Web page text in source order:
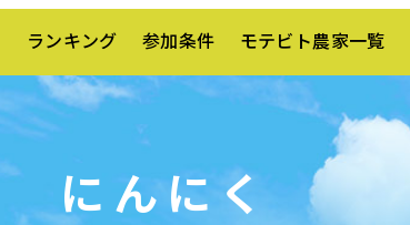
ランキング 参加条件 モテビト農家一覧
にんにく